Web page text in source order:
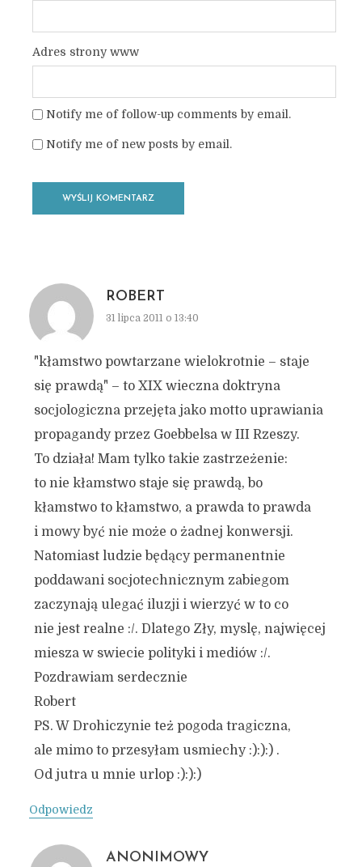
Adres strony www
Notify me of follow-up comments by email.
Notify me of new posts by email.
ROBERT
31 lipca 2011 o 13:40
"kłamstwo powtarzane wielokrotnie – staje
się prawdą" – to XIX wieczna doktryna
socjologiczna przejęta jako motto uprawiania
propagandy przez Goebbelsa w III Rzeszy.
To działa! Mam tylko takie zastrzeżenie:
to nie kłamstwo staje się prawdą, bo
kłamstwo to kłamstwo, a prawda to prawda
i mowy być nie może o żadnej konwersji.
Natomiast ludzie będący permanentnie
poddawani socjotechnicznym zabiegom
zaczynają ulegać iluzji i wierzyć w to co
nie jest realne :/. Dlatego Zły, myslę, najwięcej
miesza w swiecie polityki i mediów :/.
Pozdrawiam serdecznie
Robert
PS. W Drohiczynie też pogoda tragiczna,
ale mimo to przesyłam usmiechy :):):) .
Od jutra u mnie urlop :):):)
Odpowiedz
ANONIMOWY